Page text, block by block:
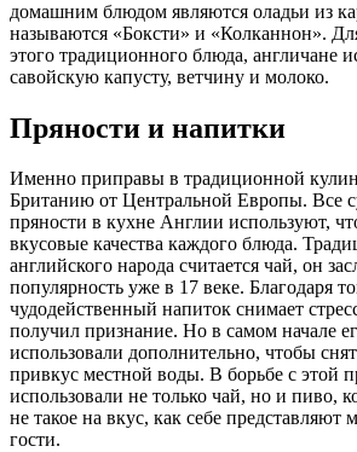
домашним блюдом являются оладьи из
называются «Боксти» и «Колканнон».
этого традиционного блюда, англичане
савойскую капусту, ветчину и молоко.
Пряности и напитки
Именно приправы в традиционной
Британию от Центральной Европы. Все
пряности в кухне Англии используют,
вкусовые качества каждого блюда.
английского народа считается чай, он
популярность уже в 17 веке. Благодаря
чудодейственный напиток снимает
получил признание. Но в самом начале
использовали дополнительно, чтобы
привкус местной воды. В борьбе с этой
использовали не только чай, но и пиво,
не такое на вкус, как себе представляют
гости.